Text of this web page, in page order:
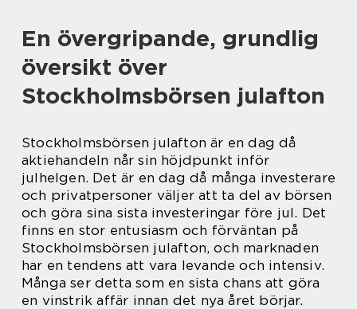
En övergripande, grundlig
översikt över
Stockholmsbörsen julafton
Stockholmsbörsen julafton är en dag då
aktiehandeln når sin höjdpunkt inför
julhelgen. Det är en dag då många investerare
och privatpersoner väljer att ta del av börsen
och göra sina sista investeringar före jul. Det
finns en stor entusiasm och förväntan på
Stockholmsbörsen julafton, och marknaden
har en tendens att vara levande och intensiv.
Många ser detta som en sista chans att göra
en vinstrik affär innan det nya året börjar.